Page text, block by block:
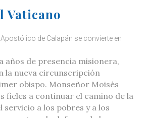
Vaticano
de Calapán se convierte en
años de presencia misionera,
la nueva circunscripción
obispo. Monseñor Moisés
fieles a continuar el camino de la
servicio a los pobres y a los